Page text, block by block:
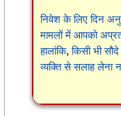
निवेश के लिए दिन
मामलों में आपको
हालांकि, किसी भी
व्यक्ति से सलाह लेना